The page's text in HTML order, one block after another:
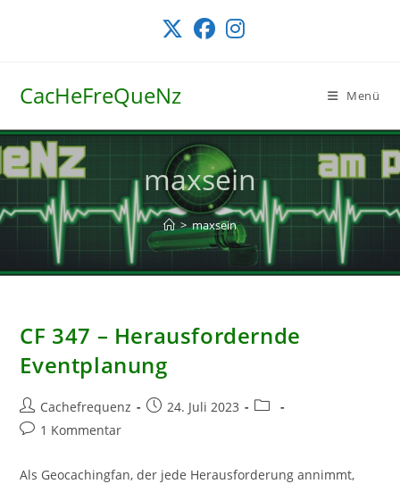
CacHeFreQueNz Menü
maxsein
> maxsein
CF 347 – Herausfordernde
Eventplanung
Beitrags-
Autor:
Cachefrequenz
Beitrag24. Juli 2023
Beitrags-
Beitrags-
1 Kommentar
Als Geocachingfan, der jede Herausforderung annimmt,